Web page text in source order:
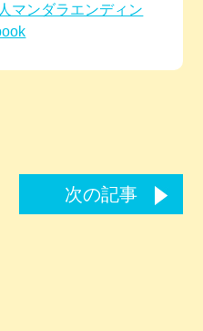
マンダラエンディン
次の記事